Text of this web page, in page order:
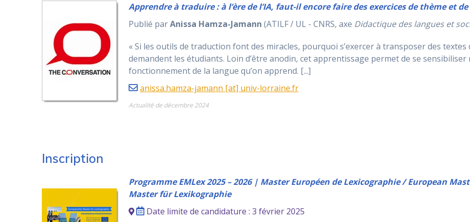
Apprendre à traduire : à l’ère de l’IA, faut-il encore faire des exercices de thème et
Publié parAnissa Hamza-Jamann (ATILF / UL - CNRS, axe Didactique des langues et
« Si les outils de traduction font des miracles, pourquoi s’exercer à transposer des textes
demandent les étudiants. Loin d’être anodin, cet apprentissage permet de se
fonctionnement de la langue qu’on apprend. [...]
anissa.hamza-jamann [at] univ-lorraine.fr
Actualité de décembre 2024
Inscription
Programme EMLex 2025 – 2026 | Master Européen de Lexicographie / European
Master für Lexikographie
Date limite de candidature : 3 février 2025